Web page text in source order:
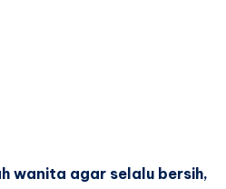
wanita agar selalu bersih,